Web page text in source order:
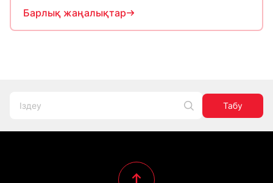
Барлық жаңалықтар
Табу